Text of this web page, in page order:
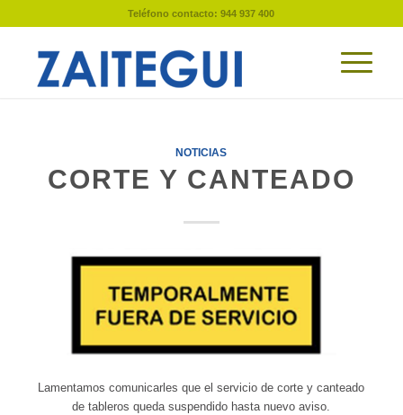
Teléfono contacto: 944 937 400
NOTICIAS
CORTE Y CANTEADO
Lamentamos comunicarles que el servicio de corte y canteado
de tableros queda suspendido hasta nuevo aviso.